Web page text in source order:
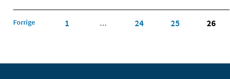
Forrige 1 … 24 25 26